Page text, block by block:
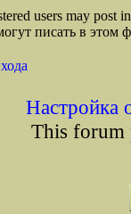
users may post
писать в этом
Настройка
This